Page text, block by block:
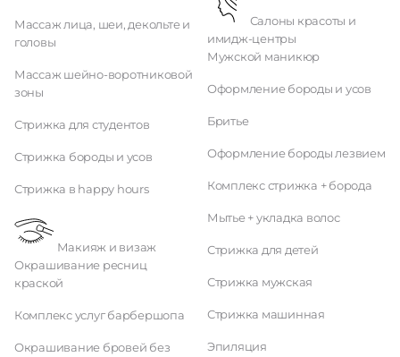
Массаж лица, шеи, декольте и
головы
Массаж шейно-воротниковой
зоны
Стрижка для студентов
Стрижка бороды и усов
Стрижка в happy hours
Макияж и визаж
Окрашивание ресниц
краской
Комплекс услуг барбершопа
Окрашивание бровей без
имидж-центры
Мужской маникюр
Оформление бороды и усов
Бритье
Оформление бороды лезвием
Комплекс стрижка + борода
Мытье + укладка волос
Стрижка для детей
Стрижка мужская
Стрижка машинная
Эпиляция